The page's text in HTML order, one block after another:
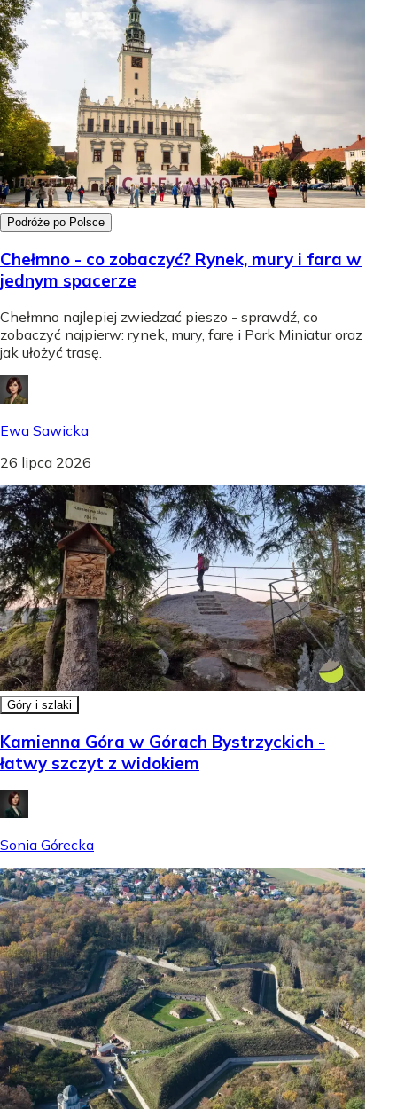
Podróże po Polsce
Chełmno - co zobaczyć? Rynek, mury i fara w
jednym spacerze
Chełmno najlepiej zwiedzać pieszo - sprawdź, co
zobaczyć najpierw: rynek, mury, farę i Park Miniatur oraz
jak ułożyć trasę.
Ewa Sawicka
26 lipca 2026
Góry i szlaki
Kamienna Góra w Górach Bystrzyckich -
łatwy szczyt z widokiem
Sonia Górecka